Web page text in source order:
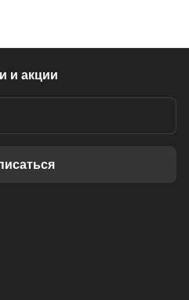
и акции